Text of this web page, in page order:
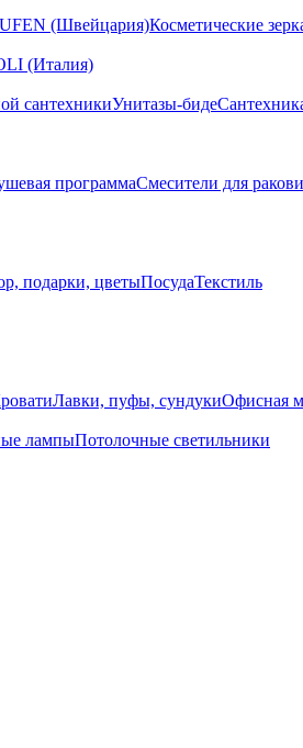
(Швейцария)Косметические
(Италия)
сантехникиУнитазы-биде
программаСмесители для
подарки, цветыПосудаТекстиль
Лавки, пуфы, сундукиОфисная
лампыПотолочные светильники